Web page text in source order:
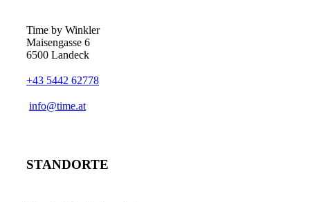
Time by Winkler
Maisengasse 6
6500 Landeck
+43 5442 62778
­info@time.at
STANDORTE